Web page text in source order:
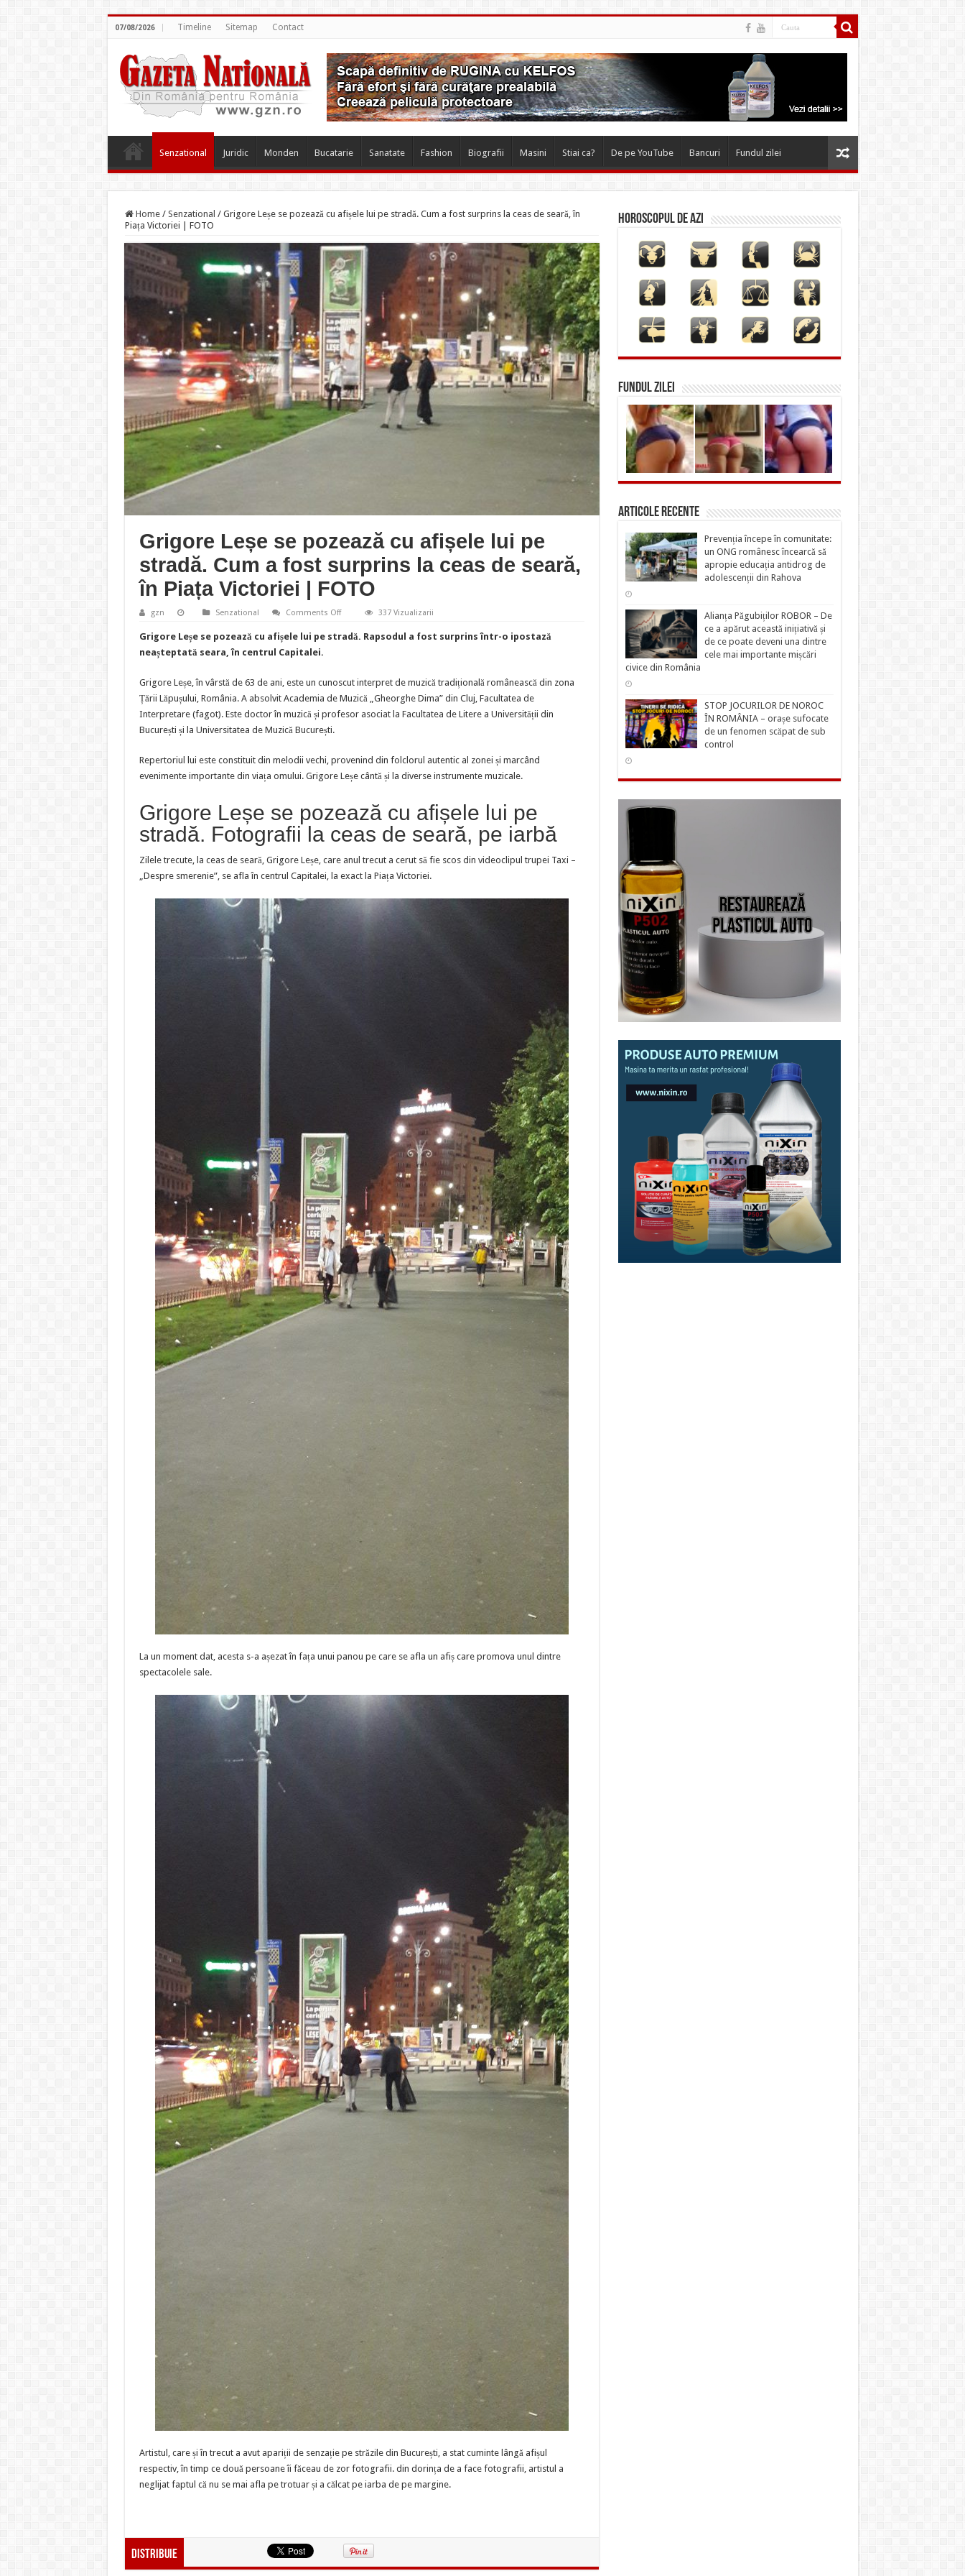
07/08/2026 Timeline Sitemap Contact
Senzational Juridic Monden Bucatarie Sanatate Fashion Biografii Masini Stiai ca? De pe YouTube Bancuri Fundul zilei
Home / Senzational / Grigore Leșe se pozează cu afișele lui pe stradă. Cum a fost surprins la ceas de seară, în
Piața Victoriei | FOTO
Grigore Leșe se pozează cu afișele lui pe
stradă. Cum a fost surprins la ceas de seară,
în Piața Victoriei | FOTO
gzn Senzational Comments Offon
Leșe
se
pe
stradă.
a
de
seară,
în
|
FOTO
337 Vizualizarii
Grigore Leșe se pozează cu afișele lui pe stradă. Rapsodul a fost surprins într-o ipostază
neașteptată seara, în centrul Capitalei.
Grigore Leșe, în vârstă de 63 de ani, este un cunoscut interpret de muzică tradițională românească din zona
Țării Lăpușului, România. A absolvit Academia de Muzică „Gheorghe Dima” din Cluj, Facultatea de
Interpretare (fagot). Este doctor în muzică și profesor asociat la Facultatea de Litere a Universității din
București și la Universitatea de Muzică București.
Repertoriul lui este constituit din melodii vechi, provenind din folclorul autentic al zonei și marcând
evenimente importante din viața omului. Grigore Leșe cântă și la diverse instrumente muzicale.
Grigore Leșe se pozează cu afișele lui pe
stradă. Fotografii la ceas de seară, pe iarbă
Zilele trecute, la ceas de seară, Grigore Leșe, care anul trecut a cerut să fie scos din videoclipul trupei Taxi –
„Despre smerenie”, se afla în centrul Capitalei, la exact la Piața Victoriei.
La un moment dat, acesta s-a așezat în fața unui panou pe care se afla un afiș care promova unul dintre
spectacolele sale.
Artistul, care și în trecut a avut apariții de senzație pe străzile din București, a stat cuminte lângă afișul
respectiv, în timp ce două persoane îi făceau de zor fotografii. din dorința de a face fotografii, artistul a
neglijat faptul că nu se mai afla pe trotuar și a călcat pe iarba de pe margine.
Distribuie
Horoscopul de azi
FUNDUL ZILEI
Articole recente
Prevenția începe în comunitate:
un ONG românesc încearcă să
apropie educația antidrog de
adolescenții din Rahova
Alianța Păgubiților ROBOR – De
ce a apărut această inițiativă și
de ce poate deveni una dintre
cele mai importante mișcări
civice din România
STOP JOCURILOR DE NOROC
ÎN ROMÂNIA – orașe sufocate
de un fenomen scăpat de sub
control